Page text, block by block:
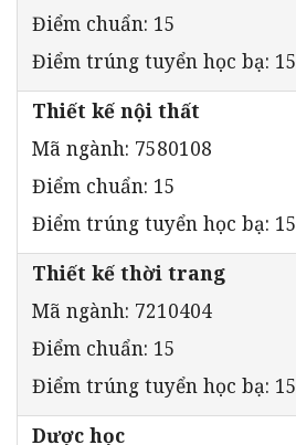
Điểm chuẩn: 15
Điểm trúng tuyển học bạ: 15
Thiết kế nội thất
Mã ngành: 7580108
Điểm chuẩn: 15
Điểm trúng tuyển học bạ: 15
Thiết kế thời trang
Mã ngành: 7210404
Điểm chuẩn: 15
Điểm trúng tuyển học bạ: 15
Dược học